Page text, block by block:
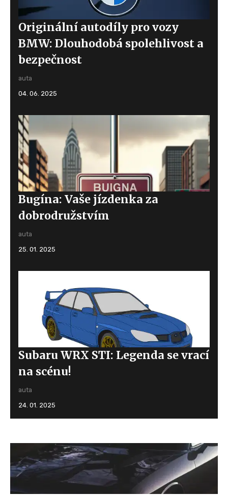
Originální autodíly pro vozy
BMW: Dlouhodobá spolehlivost a
bezpečnost
auta
04. 06. 2025
Bugína: Vaše jízdenka za
dobrodružstvím
auta
25. 01. 2025
Subaru WRX STI: Legenda se vrací
na scénu!
auta
24. 01. 2025